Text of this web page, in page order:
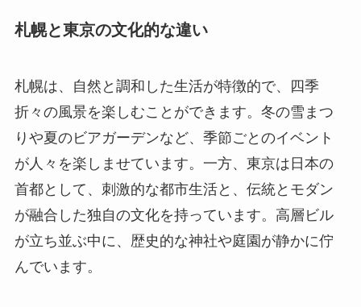
札幌と東京の文化的な違い
札幌は、自然と調和した生活が特徴的で、四季
折々の風景を楽しむことができます。冬の雪まつ
りや夏のビアガーデンなど、季節ごとのイベント
が人々を楽しませています。一方、東京は日本の
首都として、刺激的な都市生活と、伝統とモダン
が融合した独自の文化を持っています。高層ビル
が立ち並ぶ中に、歴史的な神社や庭園が静かに佇
んでいます。